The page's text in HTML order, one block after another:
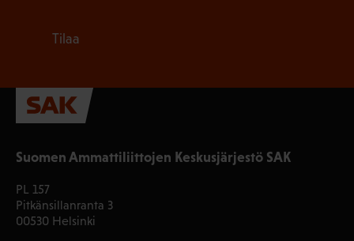
Suomen Ammattiliittojen Keskusjärjestö SAK
PL 157
Pitkänsillanranta 3
00530 Helsinki
Tilaa